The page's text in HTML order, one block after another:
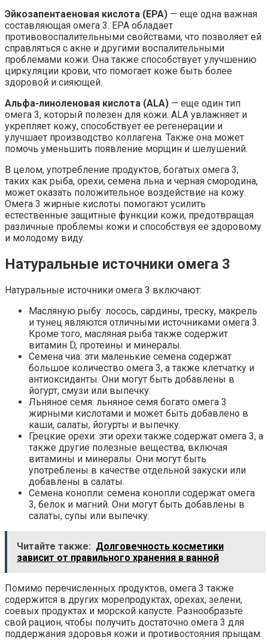
Эйкозапентаеновая кислота (EPA) — еще одна важная
составляющая омега 3. EPA обладает
противовоспалительными свойствами, что позволяет ей
справляться с акне и другими воспалительными
проблемами кожи. Она также способствует улучшению
циркуляции крови, что помогает коже быть более
здоровой и сияющей.
Альфа-линоленовая кислота (ALA) — еще один тип
омега 3, который полезен для кожи. ALA увлажняет и
укрепляет кожу, способствует ее регенерации и
улучшает производство коллагена. Также она может
помочь уменьшить появление морщин и шелушений.
В целом, употребление продуктов, богатых омега 3,
таких как рыба, орехи, семена льна и черная смородина,
может оказать положительное воздействие на кожу.
Омега 3 жирные кислоты помогают усилить
естественные защитные функции кожи, предотвращая
различные проблемы кожи и способствуя ее здоровому
и молодому виду.
Натуральные источники омега 3
Натуральные источники омега 3 включают:
Масляную рыбу: лосось, сардины, треску, макрель
и тунец являются отличными источниками омега 3.
Кроме того, масляная рыба также содержит
витамин D, протеины и минералы.
Семена чиа: эти маленькие семена содержат
большое количество омега 3, а также клетчатку и
антиоксиданты. Они могут быть добавлены в
йогурт, смузи или выпечку.
Льняное семя: льняное семя богато омега 3
жирными кислотами и может быть добавлено в
каши, салаты, йогурты и выпечку.
Грецкие орехи: эти орехи также содержат омега 3, а
также другие полезные вещества, включая
витамины и минералы. Они могут быть
употреблены в качестве отдельной закуски или
добавлены в салаты.
Семена конопли: семена конопли содержат омега
3, белок и магний. Они могут быть добавлены в
салаты, супы или выпечку.
Читайте также: Долговечность косметики
зависит от правильного хранения в ванной
Помимо перечисленных продуктов, омега 3 также
содержится в других морепродуктах, орехах, зелени,
соевых продуктах и морской капусте. Разнообразьте
свой рацион, чтобы получить достаточно омега 3 для
поддержания здоровья кожи и противостояния прыщам.